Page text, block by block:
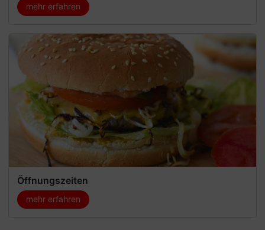
mehr erfahren
Öffnungszeiten
mehr erfahren